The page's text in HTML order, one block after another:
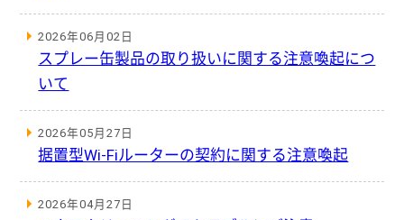
2026年06月02日
スプレー缶製品の取り扱いに関する注意喚起につ
いて
2026年05月27日
据置型Wi-Fiルーターの契約に関する注意喚起
2026年04月27日